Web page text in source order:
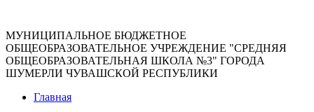
МУНИЦИПАЛЬНОЕ БЮДЖЕТНОЕ
ОБЩЕОБРАЗОВАТЕЛЬНОЕ УЧРЕЖДЕНИЕ "СРЕДНЯЯ
ОБЩЕОБРАЗОВАТЕЛЬНАЯ ШКОЛА №3" ГОРОДА
ШУМЕРЛИ ЧУВАШСКОЙ РЕСПУБЛИКИ
Главная